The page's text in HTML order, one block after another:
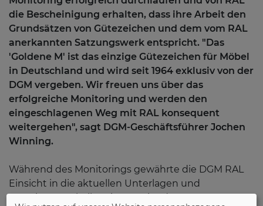
die Bescheinigung erhalten, dass ihre Arbeit den
Grundsätzen von Gütezeichen und dem vom RAL
anerkannten Satzungswerk entspricht. "Das
'Goldene M' ist das einzige Gütezeichen für Möbel
in Deutschland und wird seit 1964 exklusiv von der
DGM vergeben. Wir freuen uns über das
erfolgreiche Monitoring und werden den
eingeschlagenen Weg mit RAL konsequent
weitergehen", sagt DGM-Geschäftsführer Jochen
Winning.
Während des Monitorings gewährte die DGM RAL
Einsicht in die aktuellen Unterlagen und